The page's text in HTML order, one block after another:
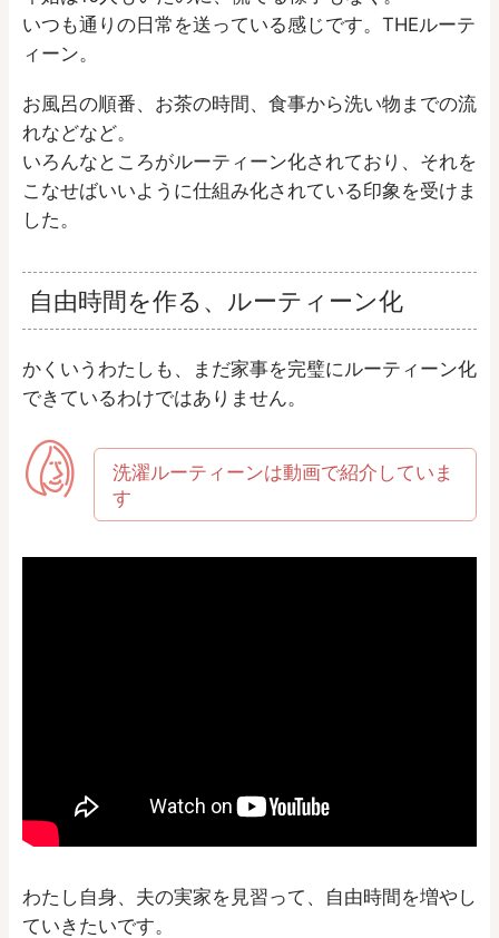
いつも通りの日常を送っている感じです。THEルーテ
ィーン。
お風呂の順番、お茶の時間、食事から洗い物までの流
れなどなど。
いろんなところがルーティーン化されており、それを
こなせばいいように仕組み化されている印象を受けま
した。
自由時間を作る、ルーティーン化
かくいうわたしも、まだ家事を完璧にルーティーン化
できているわけではありません。
洗濯ルーティーンは動画で紹介していま
す
わたし自身、夫の実家を見習って、自由時間を増やし
ていきたいです。